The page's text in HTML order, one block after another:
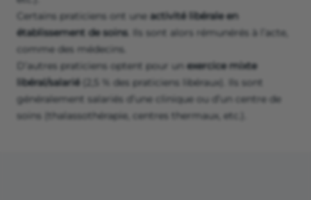
Certains praticiens ont une activité libérale en
établissement de soins. Ils sont alors rémunérés à l’acte,
comme des médecins.
D’autres praticiens optent pour un exercice mixte
libéral/salarié (2,5 % des praticiens libéraux). Ils sont
généralement salariés d’une clinique ou d’un centre de
soins (thalassothérapie, centres thermaux, etc.).